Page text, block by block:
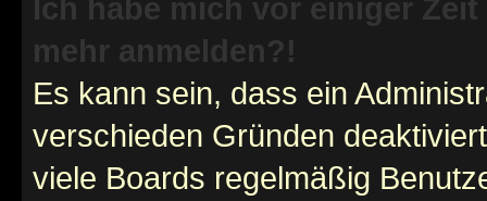
Ich habe mich vor einiger
mehr anmelden?!
Es kann sein, dass ein
verschieden Gründen
viele Boards regelmäßig